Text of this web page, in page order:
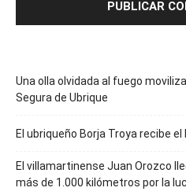
Una olla olvidada al fuego
Segura de Ubrique
El ubriqueño Borja Troya recibe
El villamartinense Juan Orozco
más de 1.000 kilómetros por la